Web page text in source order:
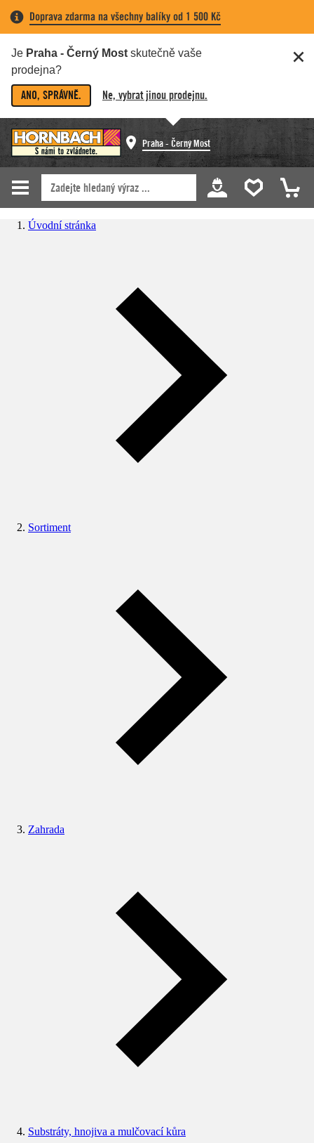
Doprava zdarma na všechny balíky od 1 500 Kč
Je Praha - Černý Most skutečně vaše
prodejna?
ANO, SPRÁVNĚ. Ne, vybrat jinou prodejnu.
Praha - Černý Most
Úvodní stránka
Sortiment
Zahrada
Substráty, hnojiva a mulčovací kůra